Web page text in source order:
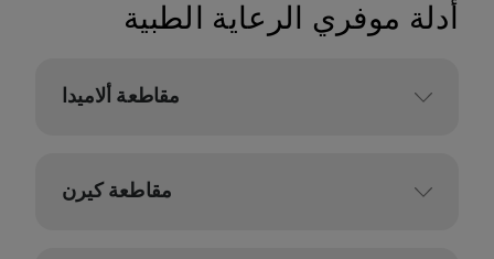
أدلة موفري الرعاية الطبية
مقاطعة ألاميدا
مقاطعة كيرن